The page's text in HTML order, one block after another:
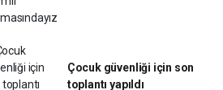
Çocuk güvenliği için son
toplantı yapıldı